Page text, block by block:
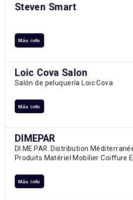
Steven Smart
Más info
Loic Cova Salon
Salón de peluquería Loic Cova
Más info
DIMEPAR
DI.ME.PAR. Distribution
Produits Matériel Mobilier Coiffure
Más info